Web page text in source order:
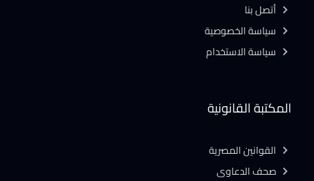
المكتبة القانونية
القوانين المصرية
صحف الدعاوى
أتصل بنا
سياسة الخصوصية
سياسة الاستخدام